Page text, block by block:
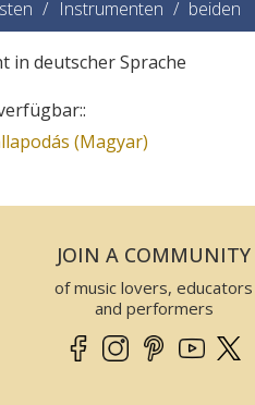
/ Instrumenten / beiden
in deutscher Sprache
(Magyar)
JOIN A COMMUNITY
of music lovers, educators
and performers